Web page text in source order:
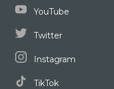
YouTube
Twitter
Instagram
TikTok